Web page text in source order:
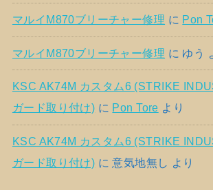
マルイM870ブリーチャー修理 に Pon
マルイM870ブリーチャー修理 に ゆう
KSC AK74M カスタム6 (STRIKE
ガード取り付け) に Pon Tore より
KSC AK74M カスタム6 (STRIKE
ガード取り付け) に意気地無し より